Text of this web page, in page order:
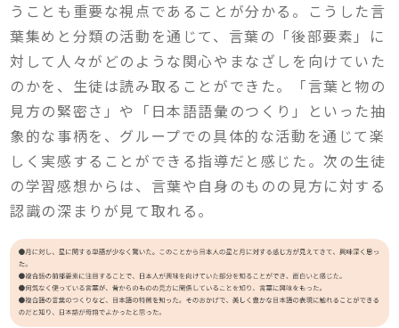
うことも重要な視点であることが分かる。こうした言
葉集めと分類の活動を通じて、言葉の「後部要素」に
対して人々がどのような関心やまなざしを向けていた
のかを、生徒は読み取ることができた。「言葉と物の
見方の緊密さ」や「日本語語彙のつくり」といった抽
象的な事柄を、グループでの具体的な活動を通じて楽
しく実感することができる指導だと感じた。次の生徒
の学習感想からは、言葉や自身のものの見方に対する
認識の深まりが見て取れる。